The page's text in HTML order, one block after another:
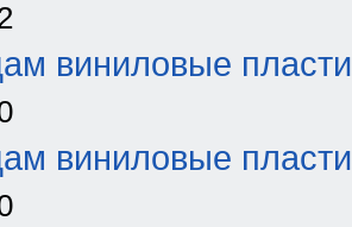
виниловые
виниловые